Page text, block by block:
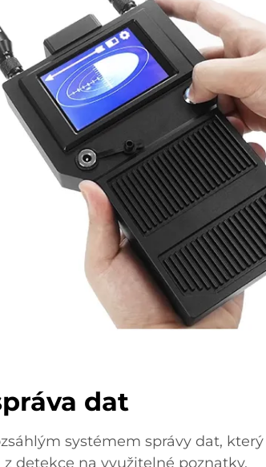
dat
systémem správy dat, který
detekce na využitelné poznatky.